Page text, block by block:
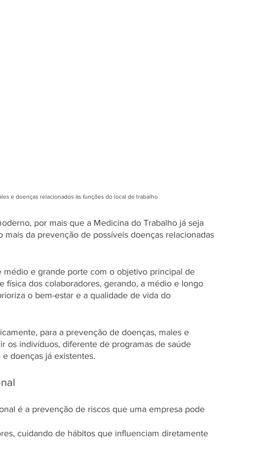
e doenças relacionados às funções do local de trabalho
por mais que a Medicina do Trabalho já seja
mais da prevenção de possíveis doenças relacionadas
médio e grande porte com o objetivo principal de
física dos colaboradores, gerando, a médio e longo
o bem-estar e a qualidade de vida do
para a prevenção de doenças, males e
os indivíduos, diferente de programas de saúde
doenças já existentes.
é a prevenção de riscos que uma empresa pode
cuidando de hábitos que influenciam diretamente